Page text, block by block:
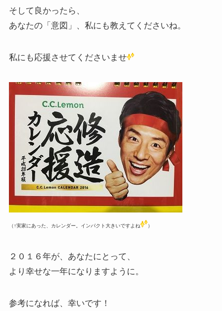
そして良かったら、
あなたの「意図」、私にも教えてくださいね。
私にも応援させてくださいませ
（↑実家にあった、カレンダー。インパクト大きいですよね ）
２０１６年が、あなたにとって、
より幸せな一年になりますように。
参考になれば、幸いです！